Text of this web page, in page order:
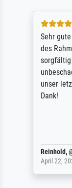
Sehr
des
sorgfältig
unser
Dank!
Reinhold,
April 22,